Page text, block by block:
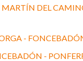
MARTÍN DEL
-
-